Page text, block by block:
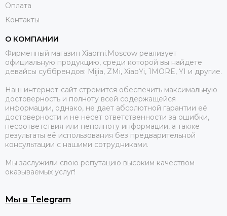
Оплата
Контакты
О КОМПАНИИ
Фирменный магазин Xiaomi.Moscow реализует
официальную продукцию, среди которой вы найдете
девайсы суббрендов: Mijia, ZMi, XiaoYi, 1MORE, YI и другие.
Наш интернет-сайт стремится обеспечить максимальную
достоверность и полноту всей содержащейся
информации, однако, не дает абсолютной гарантии её
достоверности и не несет ответственности за ошибки,
несоответствия или неполноту информации, а также
результаты её использования без предварительной
консультации с нашими сотрудниками.
Мы заслужили свою репутацию высоким качеством
оказываемых услуг!
Мы в Telegram